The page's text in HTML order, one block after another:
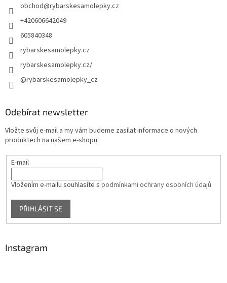
obchod@rybarskesamolepky.cz
+420606642049
605840348
rybarskesamolepky.cz
rybarskesamolepky.cz/
@rybarskesamolepky_cz
Odebírat newsletter
Vložte svůj e-mail a my vám budeme zasílat informace o nových
produktech na našem e-shopu.
E-mail
Vložením e-mailu souhlasíte s podmínkami ochrany osobních údajů
PŘIHLÁSIT SE
Instagram